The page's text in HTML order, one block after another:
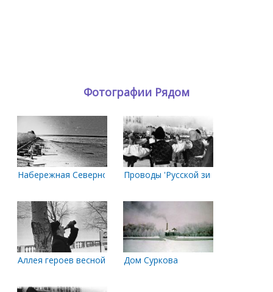
Фотографии Рядом
Набережная Северной Двины, пляж.Проводы 'Русской зимы'
Аллея героев весной 1968 годаДом Суркова